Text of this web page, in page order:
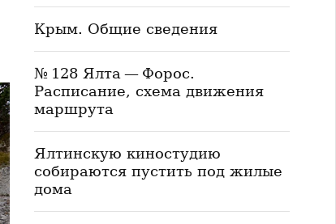
Крым. Общие сведения
№ 128 Ялта — Форос.
Расписание, схема движения
маршрута
Ялтинскую киностудию
собираются пустить под жилые
дома